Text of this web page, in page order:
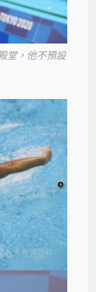
堂，他不預設